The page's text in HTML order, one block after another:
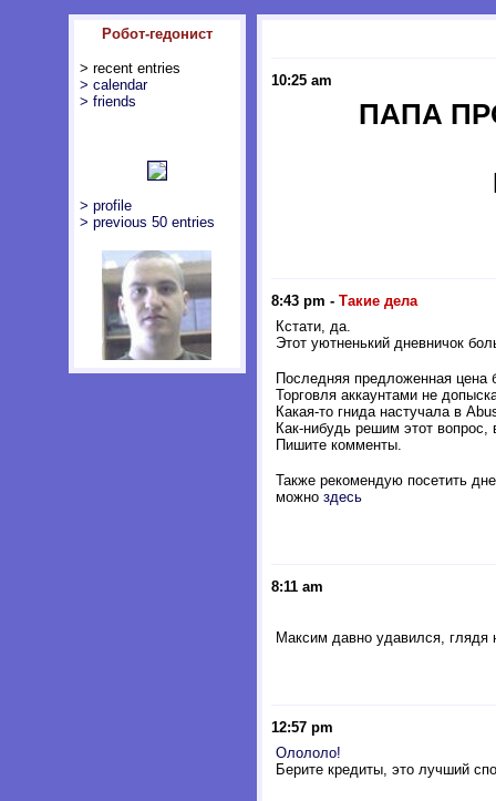
Робот-гедонист
> recent entries
> calendar
> friends
> profile
> previous 50 entries
10:25 am
ПАПА
8:43 pm - Такие дела
Кстати, да.
Этот уютненький дневничок
Последняя предложенная
Торговля аккаунтами не
Какая-то гнида настучала в
Как-нибудь решим этот вопрос,
Пишите комменты.
Также рекомендую посетить
можно здесь
8:11 am
Максим давно удавился, глядя
12:57 pm
Олололо!
Берите кредиты, это лучший